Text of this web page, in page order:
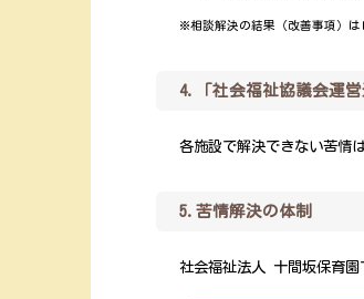
※相談解決の結果（改善事項）は
4.「社会福祉協議会運
各施設で解決できない苦情
5.苦情解決の体制
社会福祉法人 十間坂保育園